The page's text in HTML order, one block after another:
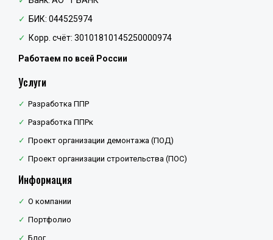
БИК: 044525974
Корр. счёт: 30101810145250000974
Работаем по всей России
Услуги
Разработка ППР
Разработка ППРк
Проект организации демонтажа (ПОД)
Проект организации строительства (ПОС)
Информация
О компании
Портфолио
Блог